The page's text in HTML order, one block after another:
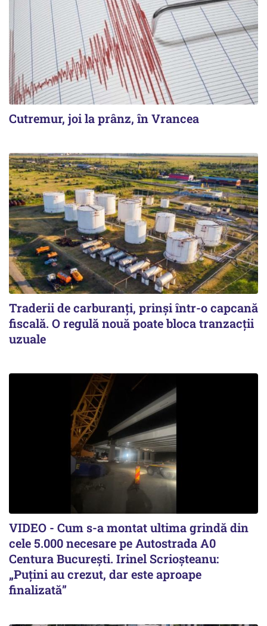
Cutremur, joi la prânz, în Vrancea
Traderii de carburanți, prinși într-o capcană
fiscală. O regulă nouă poate bloca tranzacții
uzuale
VIDEO - Cum s-a montat ultima grindă din
cele 5.000 necesare pe Autostrada A0
Centura București. Irinel Scrioșteanu:
„Puțini au crezut, dar este aproape
finalizată”